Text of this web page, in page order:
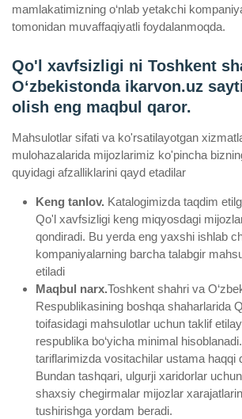
mamlakatimizning o‘nlab yetakchi
tomonidan muvaffaqiyatli foydalanmoqda.
Qo'l xavfsizligi ni Toshkent
Oʻzbekistonda ikarvon.uz
olish eng maqbul qaror.
Mahsulotlar sifati va ko'rsatilayotgan
mulohazalarida mijozlarimiz ko'pincha
quyidagi afzalliklarini qayd etadilar
Keng tanlov. Katalogimizda taqdim
Qo'l xavfsizligi keng miqyosdagi
qondiradi. Bu yerda eng yaxshi ishlab
kompaniyalarning barcha talabgir
etiladi
Maqbul narx.Toshkent shahri va
Respublikasining boshqa shaharlarida
toifasidagi mahsulotlar uchun taklif
respublika bo‘yicha minimal
tariflarimizda vositachilar ustama haqqi
Bundan tashqari, ulgurji xaridorlar
shaxsiy chegirmalar mijozlar
tushirishga yordam beradi.